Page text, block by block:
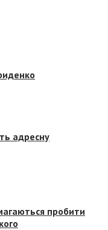
адресну
пробити